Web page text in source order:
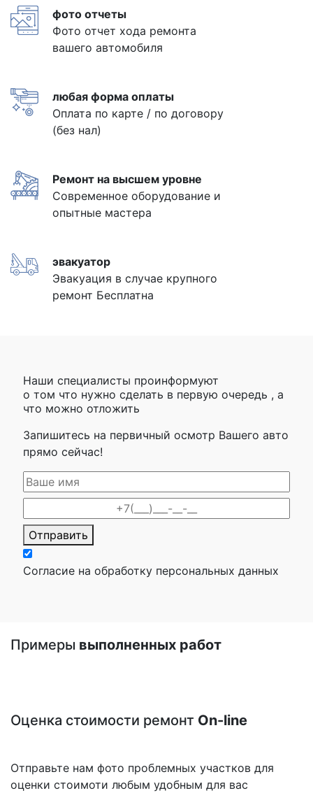
фото отчеты
Фото отчет хода ремонта
вашего автомобиля
любая форма оплаты
Оплата по карте / по договору
(без нал)
Ремонт на высшем уровне
Современное оборудование и
опытные мастера
эвакуатор
Эвакуация в случае крупного
ремонт Бесплатна
Наши специалисты проинформуют
о том что нужно сделать в первую очередь , а
что можно отложить
Запишитесь на первичный осмотр Вашего авто
прямо сейчас!
Отправить
Согласие на обработку персональных данных
Примеры выполненных работ
Оценка стоимости ремонт On-line
Отправьте нам фото проблемных участков для
оценки стоимоти любым удобным для вас